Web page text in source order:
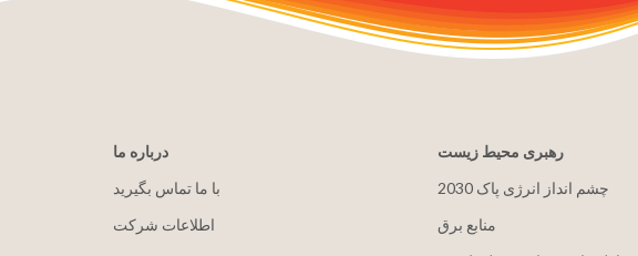
درباره ما
با ما تماس بگیرید
اطلاعات شرکت
رهبری محیط زیست
2030 چشم انداز انرژی پاک
منابع برق